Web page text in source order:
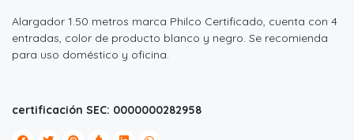
Alargador 1.50 metros marca Philco Certificado, cuenta con 4
entradas, color de producto blanco y negro. Se recomienda
para uso doméstico y oficina.
certificación SEC: 0000000282958